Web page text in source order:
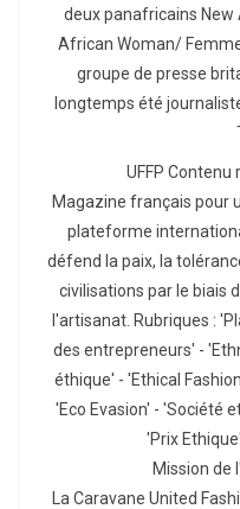
deux panafricains
African Woman/
groupe de presse
longtemps été
UFFP
Magazine français pour
plateforme
défend la paix, la
civilisations par le biais
l'artisanat. Rubriques :
des entrepreneurs' -
éthique' - 'Ethical
'Eco Evasion' - 'Société
'Prix
Mission de
La Caravane United